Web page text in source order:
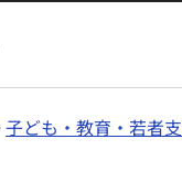
子ども・教育・若者